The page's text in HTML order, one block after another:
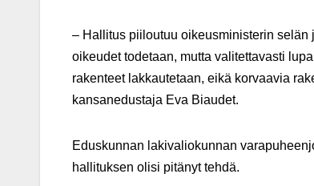
– Hallitus piiloutuu oikeusministerin selän
oikeudet todetaan, mutta valitettavasti
rakenteet lakkautetaan, eikä korvaavia
kansanedustaja Eva Biaudet.
Eduskunnan lakivaliokunnan
hallituksen olisi pitänyt tehdä.